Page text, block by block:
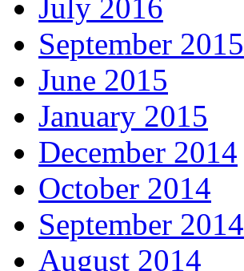
July 2016
September 2015
June 2015
January 2015
December 2014
October 2014
September 2014
August 2014